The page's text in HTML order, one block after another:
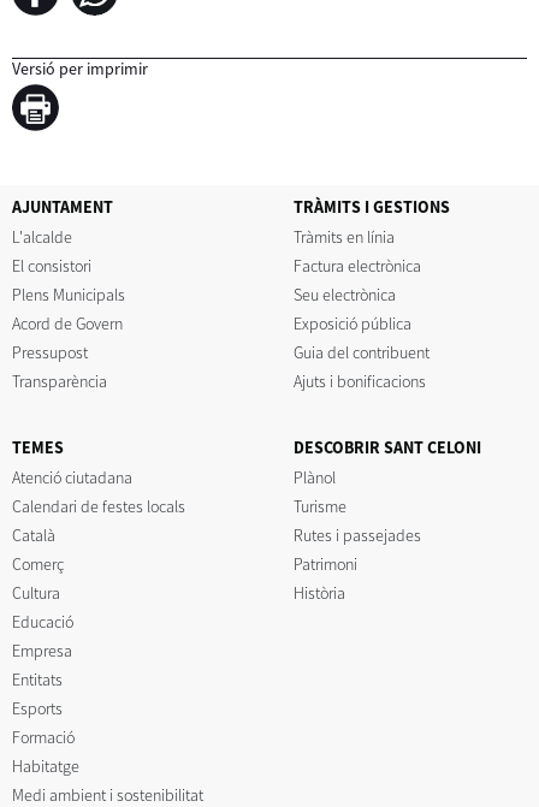
Versió per imprimir
AJUNTAMENT
L'alcalde
El consistori
Plens Municipals
Acord de Govern
Pressupost
Transparència
TRÀMITS I GESTIONS
Tràmits en línia
Factura electrònica
Seu electrònica
Exposició pública
Guia del contribuent
Ajuts i bonificacions
TEMES
Atenció ciutadana
Calendari de festes locals
Català
Comerç
Cultura
Educació
Empresa
Entitats
Esports
Formació
Habitatge
Medi ambient i sostenibilitat
DESCOBRIR SANT CELONI
Plànol
Turisme
Rutes i passejades
Patrimoni
Història